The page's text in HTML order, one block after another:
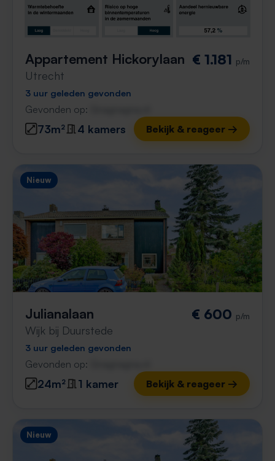
Appartement Hickorylaan
Utrecht
€ 1.181 p/m
3 uur geleden gevonden
Gevonden op:
73m² 4 kamers Bekijk & reageer →
Nieuw
Julianalaan
Wijk bij Duurstede
€ 600 p/m
3 uur geleden gevonden
Gevonden op:
24m² 1 kamer Bekijk & reageer →
Nieuw